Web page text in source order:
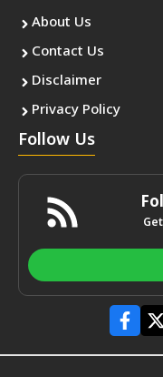
About Us
Contact Us
Disclaimer
Privacy Policy
Follow Us